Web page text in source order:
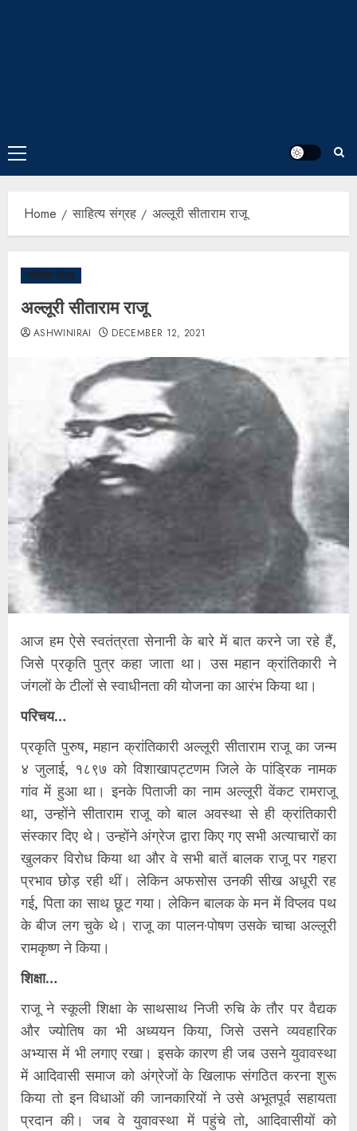
Home साहित्य संग्रह अल्लूरी सीताराम राजू
साहित्य संग्रह
अल्लूरी सीताराम राजू
ASHWINIRAI DECEMBER 12, 2021
आज हम ऐसे स्वतंत्रता सेनानी के बारे में बात करने जा रहे हैं,
जिसे प्रकृति पुत्र कहा जाता था। उस महान क्रांतिकारी ने
जंगलों के टीलों से स्वाधीनता की योजना का आरंभ किया था।
परिचय…
प्रकृति पुरुष, महान क्रांतिकारी अल्लूरी सीताराम राजू का जन्म
४ जुलाई, १८९७ को विशाखापट्टणम जिले के पांड्रिक नामक
गांव में हुआ था। इनके पिताजी का नाम अल्लूरी वेंकट रामराजू
था, उन्होंने सीताराम राजू को बाल अवस्था से ही क्रांतिकारी
संस्कार दिए थे। उन्होंने अंग्रेज द्वारा किए गए सभी अत्याचारों का
खुलकर विरोध किया था और वे सभी बातें बालक राजू पर गहरा
प्रभाव छोड़ रही थीं। लेकिन अफसोस उनकी सीख अधूरी रह
गई, पिता का साथ छूट गया। लेकिन बालक के मन में विप्लव पथ
के बीज लग चुके थे। राजू का पालन·पोषण उसके चाचा अल्लूरी
रामकृष्ण ने किया।
शिक्षा…
राजू ने स्कूली शिक्षा के साथसाथ निजी रुचि के तौर पर वैद्यक
और ज्योतिष का भी अध्ययन किया, जिसे उसने व्यवहारिक
अभ्यास में भी लगाए रखा। इसके कारण ही जब उसने युवावस्था
में आदिवासी समाज को अंग्रेजों के खिलाफ संगठित करना शुरू
किया तो इन विधाओं की जानकारियों ने उसे अभूतपूर्व सहायता
प्रदान की। जब वे युवावस्था में पहुंचे तो, आदिवासीयों को